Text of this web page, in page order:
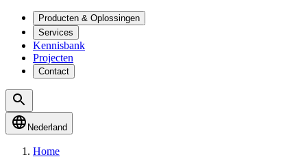
Producten & Oplossingen
Services
Kennisbank
Projecten
Contact
Nederland
Home